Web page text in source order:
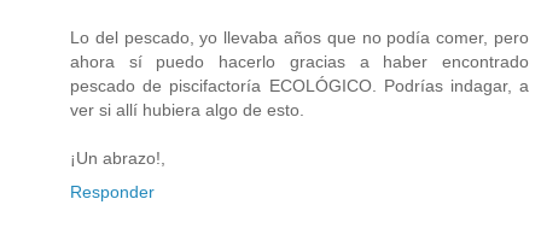
Lo del pescado, yo llevaba años que no podía comer, pero
ahora sí puedo hacerlo gracias a haber encontrado
pescado de piscifactoría ECOLÓGICO. Podrías indagar, a
ver si allí hubiera algo de esto.
¡Un abrazo!,
Responder